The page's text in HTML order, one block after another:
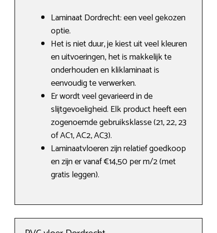
Laminaat Dordrecht: een veel gekozen
optie.
Het is niet duur, je kiest uit veel kleuren
en uitvoeringen, het is makkelijk te
onderhouden en kliklaminaat is
eenvoudig te verwerken.
Er wordt veel gevarieerd in de
slijtgevoeligheid. Elk product heeft een
zogenoemde gebruiksklasse (21, 22, 23
of AC1, AC2, AC3).
Laminaatvloeren zijn relatief goedkoop
en zijn er vanaf €14,50 per m/2 (met
gratis leggen).